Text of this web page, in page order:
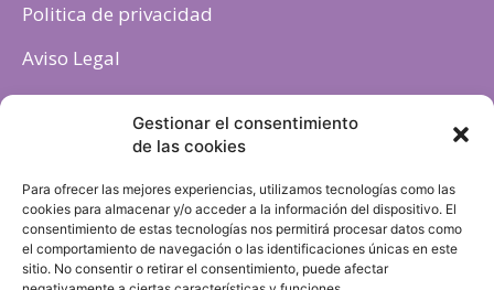
Gestionar el consentimiento
de las cookies
Para ofrecer las mejores experiencias, utilizamos tecnologías como las
cookies para almacenar y/o acceder a la información del dispositivo. El
consentimiento de estas tecnologías nos permitirá procesar datos como
el comportamiento de navegación o las identificaciones únicas en este
sitio. No consentir o retirar el consentimiento, puede afectar
Politica de privacidad
Aviso Legal
Política de cookies